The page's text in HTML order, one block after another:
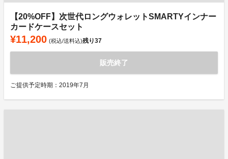
【20%OFF】次世代ロングウォレットSMARTYインナー
カードケースセット
¥11,200 (税込/送料込)残り37
販売終了
ご提供予定時期：2019年7月